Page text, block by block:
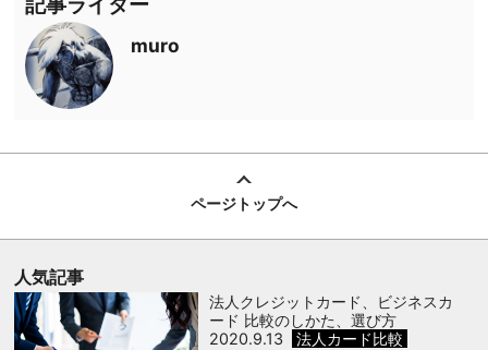
muro
ページトップへ
人気記事
法人クレジットカード、ビジネスカ
ード 比較のしかた、選び方
2020.9.13
法人カード比較